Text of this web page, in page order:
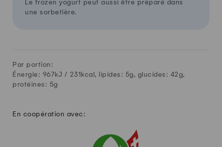
Le frozen yogurt peut aussi être préparé dans
une sorbetière.
Par portion:
Énergie: 967kJ / 231 kcal, lipides: 5g, glucides: 42g,
protéines: 5g
En coopération avec: